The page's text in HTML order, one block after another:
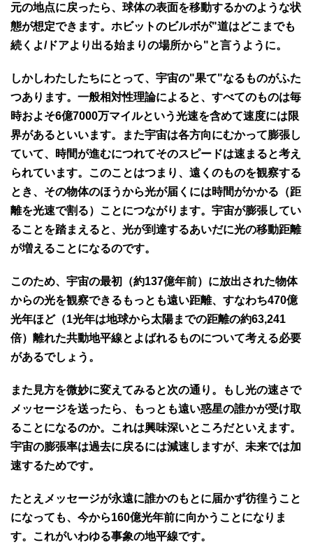
元の地点に戻ったら、球体の表面を移動するかのような状
態が想定できます。ホビットのビルボが"道はどこまでも
続くよ/ドアより出る始まりの場所から"と言うように。
しかしわたしたちにとって、宇宙の"果て"なるものがふた
つあります。一般相対性理論によると、すべてのものは毎
時およそ6億7000万マイルという光速を含めて速度には限
界があるといいます。また宇宙は各方向にむかって膨張し
ていて、時間が進むにつれてそのスピードは速まると考え
られています。このことはつまり、遠くのものを観察する
とき、その物体のほうから光が届くには時間がかかる（距
離を光速で割る）ことにつながります。宇宙が膨張してい
ることを踏まえると、光が到達するあいだに光の移動距離
が増えることになるのです。
このため、宇宙の最初（約137億年前）に放出された物体
からの光を観察できるもっとも遠い距離、すなわち470億
光年ほど（1光年は地球から太陽までの距離の約63,241
倍）離れた共動地平線とよばれるものについて考える必要
があるでしょう。
また見方を微妙に変えてみると次の通り。もし光の速さで
メッセージを送ったら、もっとも遠い惑星の誰かが受け取
ることになるのか。これは興味深いところだといえます。
宇宙の膨張率は過去に戻るには減速しますが、未来では加
速するためです。
たとえメッセージが永遠に誰かのもとに届かず彷徨うこと
になっても、今から160億光年前に向かうことになりま
す。これがいわゆる事象の地平線です。